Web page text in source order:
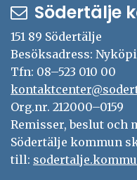
Södertälje
151 89 Södertälje
Besöksadress:
Tfn: 08–523 010 00
Org.nr. 212000–0159
Remisser, beslut och
Södertälje kommun
till: